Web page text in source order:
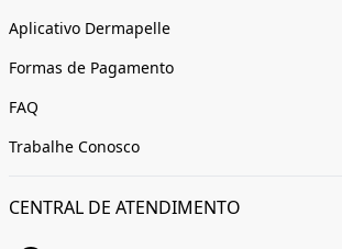
Aplicativo Dermapelle
Formas de Pagamento
FAQ
Trabalhe Conosco
CENTRAL DE ATENDIMENTO